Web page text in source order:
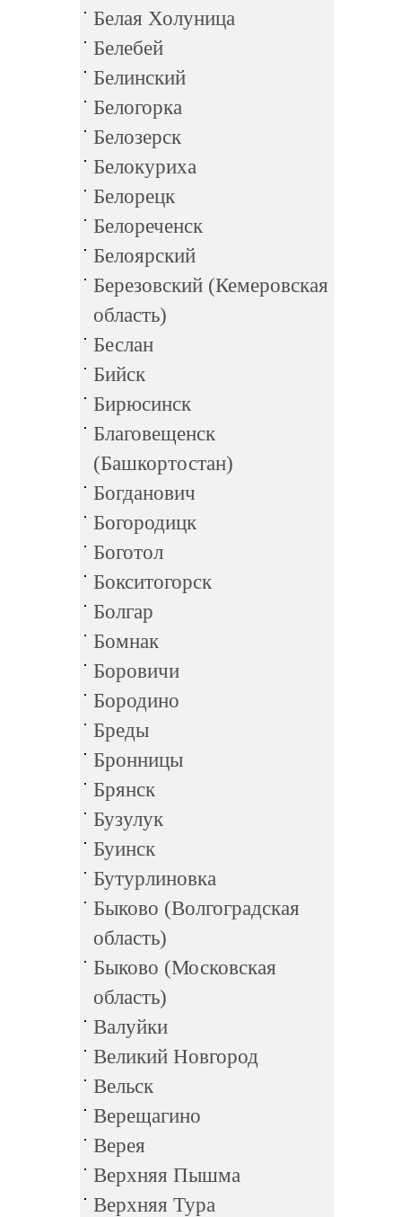
Белая Холуница
Белебей
Белинский
Белогорка
Белозерск
Белокуриха
Белорецк
Белореченск
Белоярский
Березовский (Кемеровская
область)
Беслан
Бийск
Бирюсинск
Благовещенск
(Башкортостан)
Богданович
Богородицк
Боготол
Бокситогорск
Болгар
Бомнак
Боровичи
Бородино
Бреды
Бронницы
Брянск
Бузулук
Буинск
Бутурлиновка
Быково (Волгоградская
область)
Быково (Московская
область)
Валуйки
Великий Новгород
Вельск
Верещагино
Верея
Верхняя Пышма
Верхняя Тура